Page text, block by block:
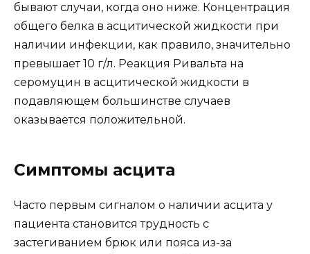
бывают случаи, когда оно ниже. Концентрация
общего белка в асцитической жидкости при
наличии инфекции, как правило, значительно
превышает 10 г/л. Реакция Ривальта на
серомуцин в асцитической жидкости в
подавляющем большинстве случаев
оказывается положительной.
Симптомы асцита
Часто первым сигналом о наличии асцита у
пациента становится трудность с
застегиванием брюк или пояса из-за